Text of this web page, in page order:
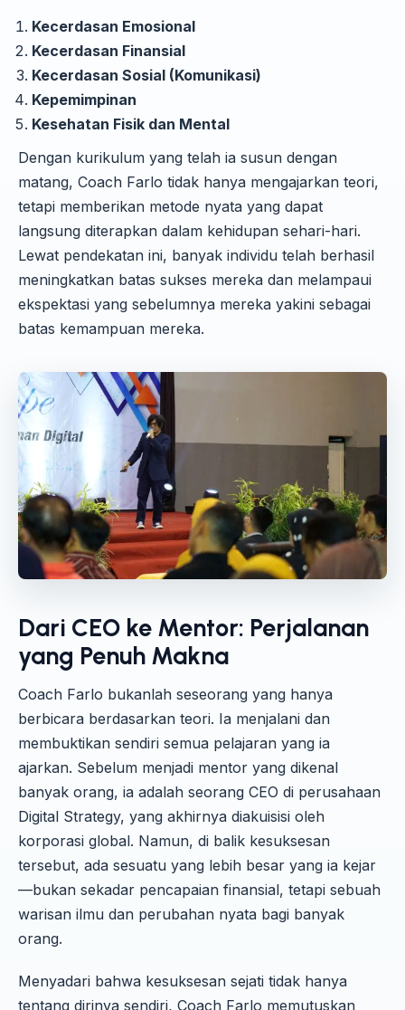
Kecerdasan Emosional
Kecerdasan Finansial
Kecerdasan Sosial (Komunikasi)
Kepemimpinan
Kesehatan Fisik dan Mental
Dengan kurikulum yang telah ia susun dengan
matang, Coach Farlo tidak hanya mengajarkan teori,
tetapi memberikan metode nyata yang dapat
langsung diterapkan dalam kehidupan sehari-hari.
Lewat pendekatan ini, banyak individu telah berhasil
meningkatkan batas sukses mereka dan melampaui
ekspektasi yang sebelumnya mereka yakini sebagai
batas kemampuan mereka.
Dari CEO ke Mentor: Perjalanan
yang Penuh Makna
Coach Farlo bukanlah seseorang yang hanya
berbicara berdasarkan teori. Ia menjalani dan
membuktikan sendiri semua pelajaran yang ia
ajarkan. Sebelum menjadi mentor yang dikenal
banyak orang, ia adalah seorang CEO di perusahaan
Digital Strategy, yang akhirnya diakuisisi oleh
korporasi global. Namun, di balik kesuksesan
tersebut, ada sesuatu yang lebih besar yang ia kejar
—bukan sekadar pencapaian finansial, tetapi sebuah
warisan ilmu dan perubahan nyata bagi banyak
orang.
Menyadari bahwa kesuksesan sejati tidak hanya
tentang dirinya sendiri, Coach Farlo memutuskan